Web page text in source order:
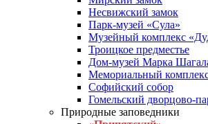
Несвижский замок
Парк-музей «Сула»
Музейный комплекс
Троицкое предместье
Дом-музей Марка
Мемориальный
Софийский собор
Гомельский дворцово-
Природные заповедники